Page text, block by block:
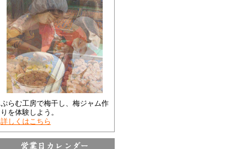
ぷらむ工房で梅干し、梅ジャム作
りを体験しよう。
詳しくはこちら